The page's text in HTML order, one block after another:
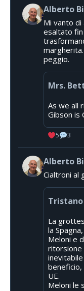
Alberto
Mi vanto
esaltato fin
peggio.
Mrs.
As we all
Gibson is
5 3
Alberto
Cialtroni al
Tristano
La
la
Meloni e
ritorsione
beneficio,
UE.
Meloni le